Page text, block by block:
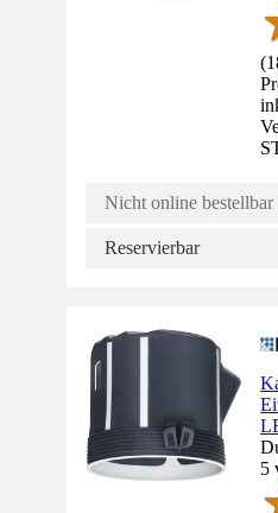
(
Nicht online bestellbar
Reservierbar
5